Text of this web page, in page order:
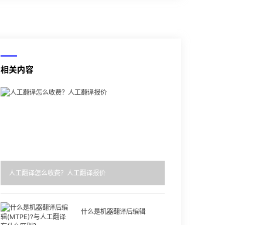
相关内容
人工翻译怎么收费？人工翻译报价
什么是机器翻译后编辑